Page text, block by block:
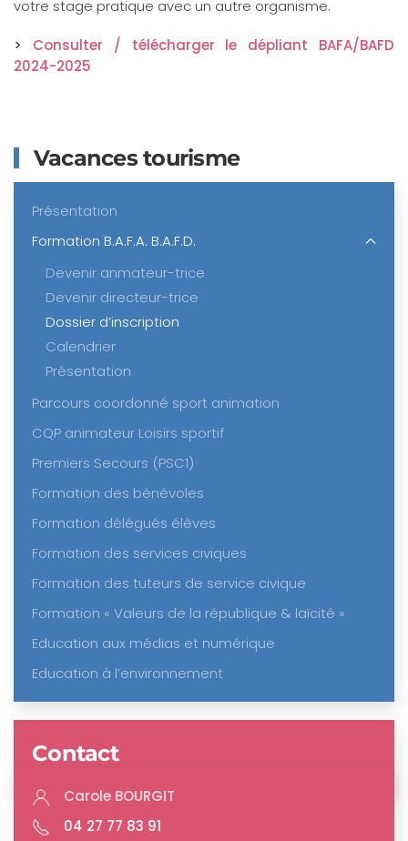
votre stage pratique avec un autre organisme.
> Consulter / télécharger le dépliant BAFA/BAFD
2024-2025
Vacances tourisme
Présentation
Formation B.A.F.A. B.A.F.D.
Devenir anmateur-trice
Devenir directeur-trice
Dossier d’inscription
Calendrier
Présentation
Parcours coordonné sport animation
CQP animateur Loisirs sportif
Premiers Secours (PSC1)
Formation des bénévoles
Formation délégués élèves
Formation des services civiques
Formation des tuteurs de service civique
Formation « Valeurs de la république & laïcité »
Education aux médias et numérique
Education à l’environnement
Contact
Carole BOURGIT
04 27 77 83 91